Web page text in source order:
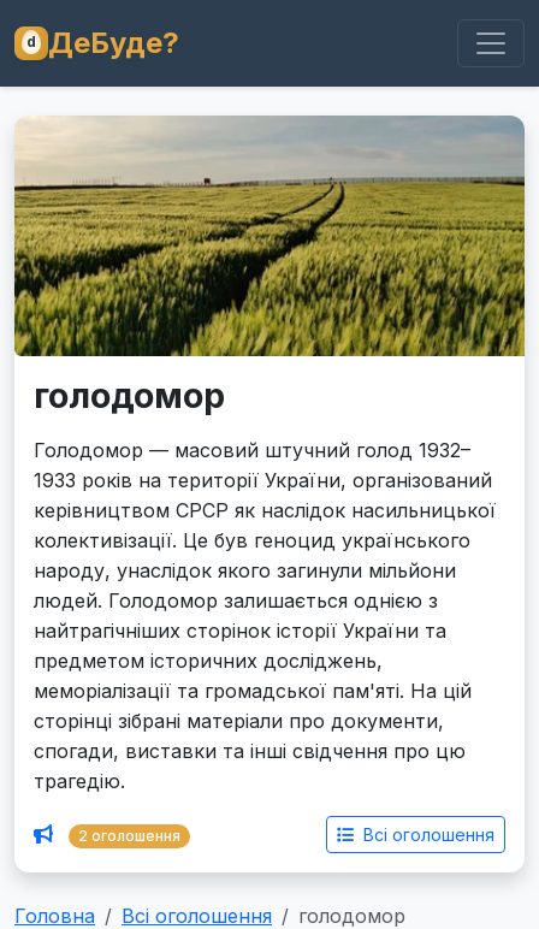
ДеБуде?
голодомор
Голодомор — масовий штучний голод 1932–
1933 років на території України, організований
керівництвом СРСР як наслідок насильницької
колективізації. Це був геноцид українського
народу, унаслідок якого загинули мільйони
людей. Голодомор залишається однією з
найтрагічніших сторінок історії України та
предметом історичних досліджень,
меморіалізації та громадської пам'яті. На цій
сторінці зібрані матеріали про документи,
спогади, виставки та інші свідчення про цю
трагедію.
2 оголошення Всі оголошення
Головна Всі оголошення голодомор